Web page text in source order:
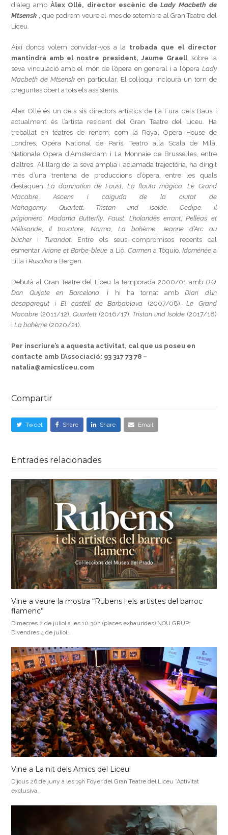
diàleg ambÀlex Ollé, director escènic de Lady Macbeth de
Mtsensk , que podrem veure el mes de setembre al Gran Teatre del
Liceu.
Així doncs volem convidar-vos a la trobada que el director
mantindrà amb el nostre president, Jaume Graell, sobre la
seva vinculació amb el món de l’òpera en general i a l’òpera Lady
Macbeth de Mtsensk en particular. El col·loqui inclourà un torn de
preguntes obert a tots els assistents.
Alex Ollé és un dels sis directors artístics de La Fura dels Baus i
actualment és l’artista resident del Gran Teatre del Liceu. Ha
treballat en teatres de renom, com la Royal Opera House de
Londres, Opéra National de París, Teatro alla Scala de Milà,
Nationale Opera d’Amsterdam i La Monnaie de Brussel·les, entre
d’altres. Al llarg de la seva àmplia i aclamada trajectòria, ha dirigit
més d’una trentena de produccions d’òpera, entre les quals
destaquen La damnation de Faust, La flauta màgica,Le Grand
Macabre,Ascens i caiguda de la ciutat de
Mahagonny,Quartett, Tristan und Isolde, Oedipe, Il
prigioniero, Madama Butterfly, Faust,L’holandès errant,Pelléas et
Mélisande,Il trovatore,Norma,La bohème,Jeanne d’Arc au
bûcheri Turandot. Entre els seus compromisos recents cal
esmentarAriane et Barbe-bleue a Lió, Carmena Tòquio, Idoménéea
Lilla iRusalka a Bergen.
Debutà al Gran Teatre del Liceu la temporada 2000/01 amb D.Q.
Don Quijote en Barcelona, i hi ha tornat ambDiari d’un
desaparegut iEl castell de Barbablava (2007/08),Le Grand
Macabre (2011/12), Quartett(2016/17), Tristan und Isolde(2017/18)
iLa bohème (2020/21).
Per inscriure’s a aquesta activitat, cal que us poseu en
contacte amb l’Associació: 93 317 73 78 –
natalia@amicsliceu.com
Compartir
Tweet Share Share Email
Entrades relacionades
Vine a veure la mostra “Rubens i els artistes del barroc
flamenc”
Dimecres 2 de juliol a les 10.30h (places exhaurides) NOU GRUP:
Divendres 4 de juliol…
Vine a La nit dels Amics del Liceu!
Dijous 26 de juny a les 19h Foyer del Gran Teatre del Liceu *Activitat
exclusiva…